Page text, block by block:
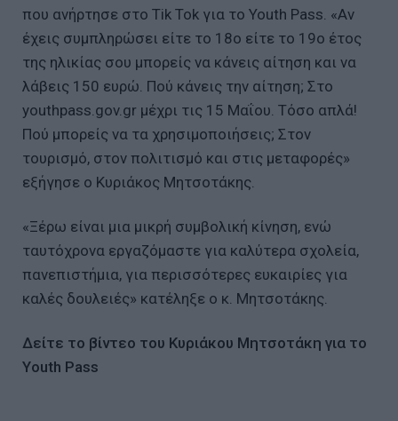
που ανήρτησε στο Tik Tok για το Youth Pass. «Αν
έχεις συμπληρώσει είτε το 18ο είτε το 19ο έτος
της ηλικίας σου μπορείς να κάνεις αίτηση και να
λάβεις 150 ευρώ. Πού κάνεις την αίτηση; Στο
youthpass.gov.gr μέχρι τις 15 Μαΐου. Τόσο απλά!
Πού μπορείς να τα χρησιμοποιήσεις; Στον
τουρισμό, στον πολιτισμό και στις μεταφορές»
εξήγησε ο Κυριάκος Μητσοτάκης.
«Ξέρω είναι μια μικρή συμβολική κίνηση, ενώ
ταυτόχρονα εργαζόμαστε για καλύτερα σχολεία,
πανεπιστήμια, για περισσότερες ευκαιρίες για
καλές δουλειές» κατέληξε ο κ. Μητσοτάκης.
Δείτε το βίντεο του Κυριάκου Μητσοτάκη για το
Υouth Pass